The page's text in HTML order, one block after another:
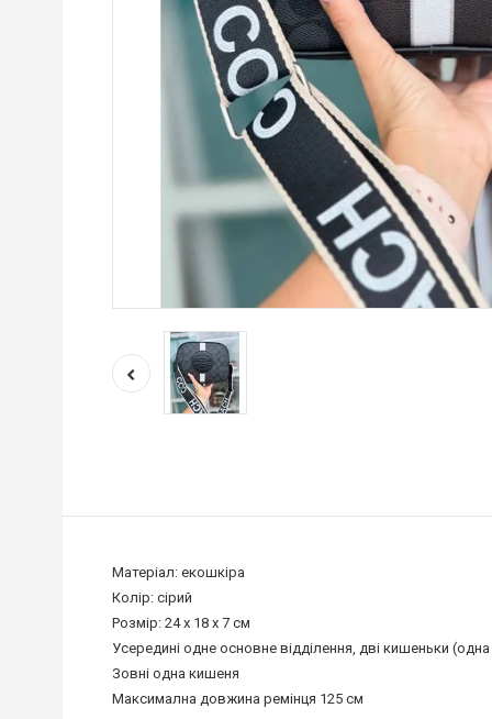
Матеріал: екошкіра
Колір: сірий
Розмір: 24 х 18 х 7 см
Усередині одне основне відділення, дві кишеньки (одна
Зовні одна кишеня
Максимална довжина ремінця 125 см